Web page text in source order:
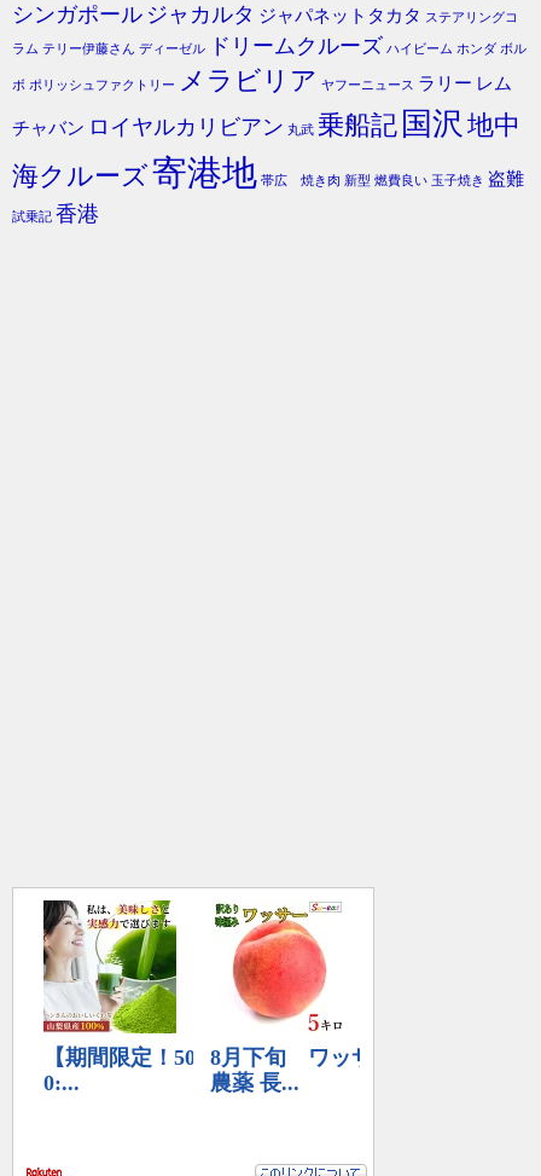
シンガポール ジャカルタ ジャパネットタカタ ステアリングコ
ラム テリー伊藤さん ディーゼル ドリームクルーズ ハイビーム ホンダ ボル
ボ ポリッシュファクトリー メラビリア ヤフーニュース ラリー レム
チャバン ロイヤルカリビアン 丸武 乗船記 国沢 地中
海クルーズ寄港地 帯広 焼き肉 新型 燃費良い 玉子焼き 盗難
試乗記 香港